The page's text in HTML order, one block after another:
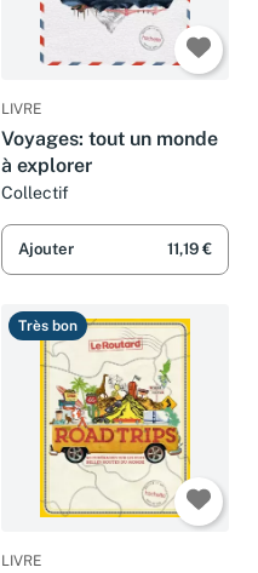
LIVRE
Voyages: tout un monde
à explorer
Collectif
Ajouter 11,19 €
Très bon
LIVRE